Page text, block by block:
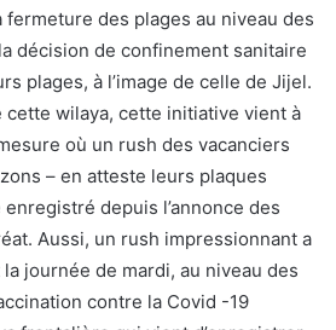
fermeture des plages au niveau des
décision de confinement sanitaire
plages, à l’image de celle de Jijel.
cette wilaya, cette initiative vient à
où un rush des vacanciers
– en atteste leurs plaques
depuis l’annonce des
Aussi, un rush impressionnant a
journée de mardi, au niveau des
contre la Covid -19